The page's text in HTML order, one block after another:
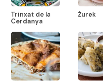
Trinxat de la
Cerdanya
Żurek